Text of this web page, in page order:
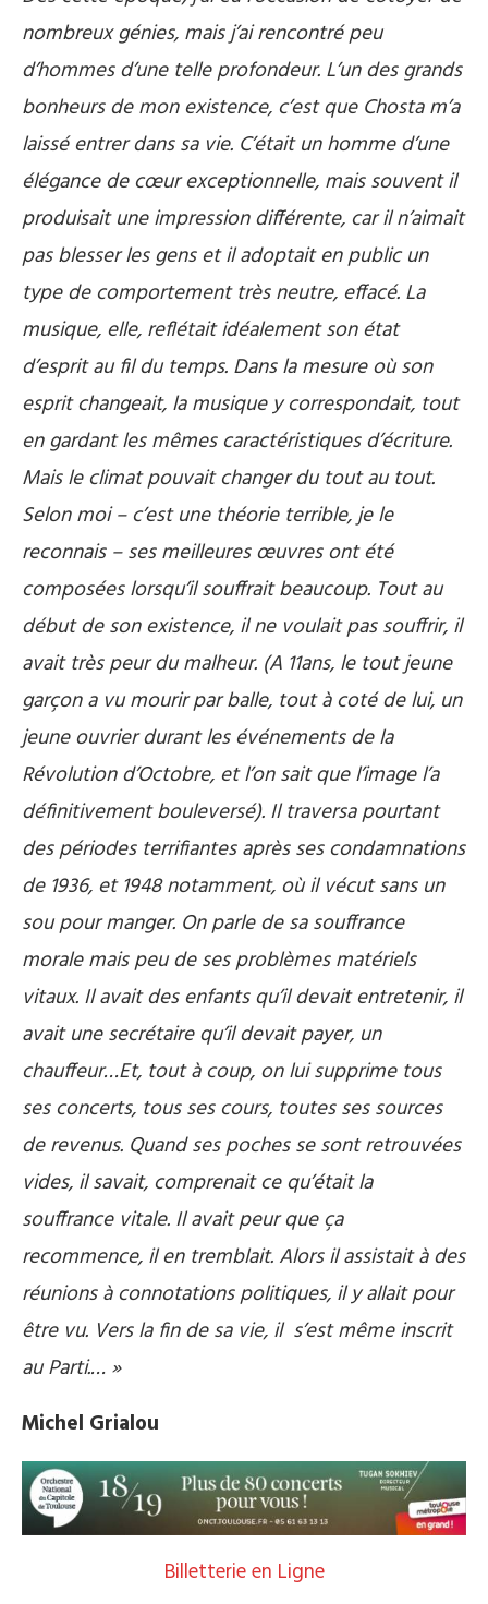
nombreux génies, mais j’ai rencontré peu
d’hommes d’une telle profondeur. L’un des grands
bonheurs de mon existence, c’est que Chosta m’a
laissé entrer dans sa vie. C’était un homme d’une
élégance de cœur exceptionnelle, mais souvent il
produisait une impression différente, car il n’aimait
pas blesser les gens et il adoptait en public un
type de comportement très neutre, effacé. La
musique, elle, reflétait idéalement son état
d’esprit au fil du temps. Dans la mesure où son
esprit changeait, la musique y correspondait, tout
en gardant les mêmes caractéristiques d’écriture.
Mais le climat pouvait changer du tout au tout.
Selon moi – c’est une théorie terrible, je le
reconnais – ses meilleures œuvres ont été
composées lorsqu’il souffrait beaucoup. Tout au
début de son existence, il ne voulait pas souffrir, il
avait très peur du malheur. (A 11ans, le tout jeune
garçon a vu mourir par balle, tout à coté de lui, un
jeune ouvrier durant les événements de la
Révolution d’Octobre, et l’on sait que l’image l’a
définitivement bouleversé). Il traversa pourtant
des périodes terrifiantes après ses condamnations
de 1936, et 1948 notamment, où il vécut sans un
sou pour manger. On parle de sa souffrance
morale mais peu de ses problèmes matériels
vitaux. Il avait des enfants qu’il devait entretenir, il
avait une secrétaire qu’il devait payer, un
chauffeur…Et, tout à coup, on lui supprime tous
ses concerts, tous ses cours, toutes ses sources
de revenus. Quand ses poches se sont retrouvées
vides, il savait, comprenait ce qu’était la
souffrance vitale. Il avait peur que ça
recommence, il en tremblait. Alors il assistait à des
réunions à connotations politiques, il y allait pour
être vu. Vers la fin de sa vie, il s’est même inscrit
au Parti.… »
Michel Grialou
Billetterie en Ligne